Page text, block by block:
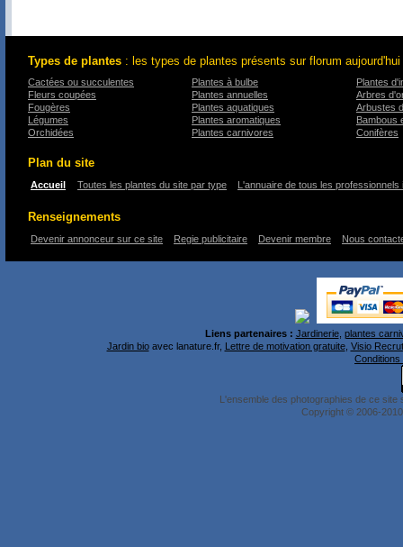
Types de plantes : les types de plantes présents sur florum
Cactées ou succulentes
Fleurs coupées
Fougères
Légumes
Orchidées
Plantes à bulbe
Plantes annuelles
Plantes aquatiques
Plantes aromatiques
Plantes carnivores
Plantes
Arbres
Arbustes
Bambous
Conifères
Plan du site
Accueil Toutes les plantes du site par type L'annuaire de tous les
Renseignements
Devenir annonceur sur ce site Regie publicitaire Devenir membre Nous
Liens partenaires : Jardinerie, plantes
Jardin bioavec lanature.fr, Lettre de motivation gratuite, Visio
Conditions
L'ensemble des photographies de ce
Copyright © 2006-